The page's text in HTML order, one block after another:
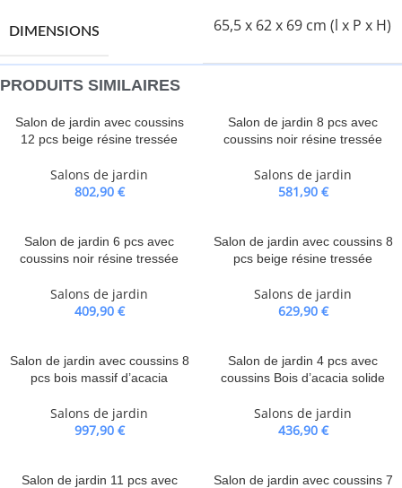
DIMENSIONS 65,5 x 62 x 69 cm (l x P x H)
PRODUITS SIMILAIRES
Salon de jardin avec coussins
12 pcs beige résine tressée
Salons de jardin
802,90 €
Salon de jardin 8 pcs avec
coussins noir résine tressée
Salons de jardin
581,90 €
Salon de jardin 6 pcs avec
coussins noir résine tressée
Salons de jardin
409,90 €
Salon de jardin avec coussins 8
pcs beige résine tressée
Salons de jardin
629,90 €
Salon de jardin avec coussins 8
pcs bois massif d’acacia
Salons de jardin
997,90 €
Salon de jardin 4 pcs avec
coussins Bois d’acacia solide
Salons de jardin
436,90 €
Salon de jardin 11 pcs avec
Salon de jardin avec coussins 7